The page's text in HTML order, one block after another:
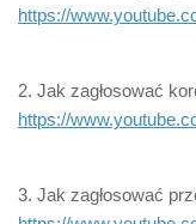
https://
2. Jak zagłosować
https://
3. Jak zagłosować